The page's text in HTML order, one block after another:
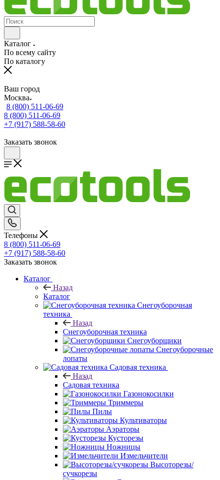
Каталог
По всему сайту
По каталогу
Ваш город
Москва
8 (800) 511-06-69
8 (800) 511-06-69
+7 (917) 588-58-60
Заказать звонок
Телефоны
8 (800) 511-06-69
+7 (917) 588-58-60
Заказать звонок
Каталог
Назад
Каталог
Снегоуборочная
техника
Назад
Снегоуборочная техника
Снегоуборщики
Снегоуборочные
лопаты
Садовая техника
Назад
Садовая техника
Газонокосилки
Триммеры
Пилы
Культиваторы
Аэраторы
Кусторезы
Ножницы
Измельчители
Высоторезы/
сучкорезы